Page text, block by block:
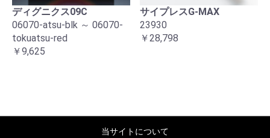
ディグニクス09C
06070-atsu-blk ～ 06070-
tokuatsu-red
￥9,625
サイプレスG-MAX
23930
￥28,798
当サイトについて